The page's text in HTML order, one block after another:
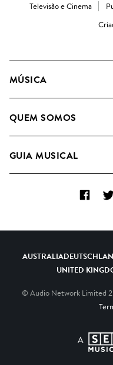
Televisão e Cinema
MÚSICA
Pesquisar
QUEM SOMOS
Como usamos a IA
GUIA MUSICAL
AUSTRALIA
UNITED
© Audio Network Limited